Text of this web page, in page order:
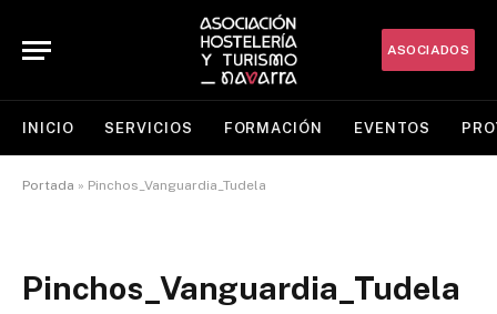
ASOCIADOS
INICIO SERVICIOS FORMACIÓN EVENTOS
Portada » Pinchos_Vanguardia_Tudela
Pinchos_Vanguardia_Tudela